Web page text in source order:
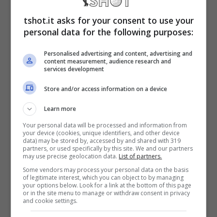
un altro molto più bravo, che addirittura
potrebbe diventare golfista professionista.
Guiderà la squadra inglese all’Icon Series
che dovrà vedersela con il Team World,
capitanato da Sergio Garcia.
C’è un ex giocatore inglese
che potrebbe diventare
professionista nel golf
Si tratta di Jimmy Bullard, ex calciatore che
ha giocato in diverse squadre come Wigan,
tshot.it asks for your consent to use your
personal data for the following purposes:
Personalised advertising and content, advertising and
content measurement, audience research and
services development
Store and/or access information on a device
Learn more
Your personal data will be processed and information from
your device (cookies, unique identifiers, and other device
data) may be stored by, accessed by and shared with 319
partners, or used specifically by this site. We and our partners
may use precise geolocation data. List of partners.
Some vendors may process your personal data on the basis
of legitimate interest, which you can object to by managing
your options below. Look for a link at the bottom of this page
or in the site menu to manage or withdraw consent in privacy
and cookie settings.